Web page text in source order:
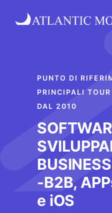
PUNTO DI
PRINCIPALI
DAL 2010
-B2B,
e iOS